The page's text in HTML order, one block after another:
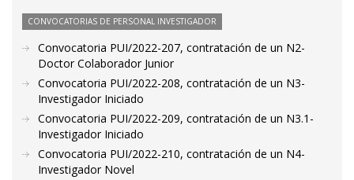
CONVOCATORIAS DE PERSONAL INVESTIGADOR
Convocatoria PUI/2022-207, contratación de un N2-
Doctor Colaborador Junior
Convocatoria PUI/2022-208, contratación de un N3-
Investigador Iniciado
Convocatoria PUI/2022-209, contratación de un N3.1-
Investigador Iniciado
Convocatoria PUI/2022-210, contratación de un N4-
Investigador Novel